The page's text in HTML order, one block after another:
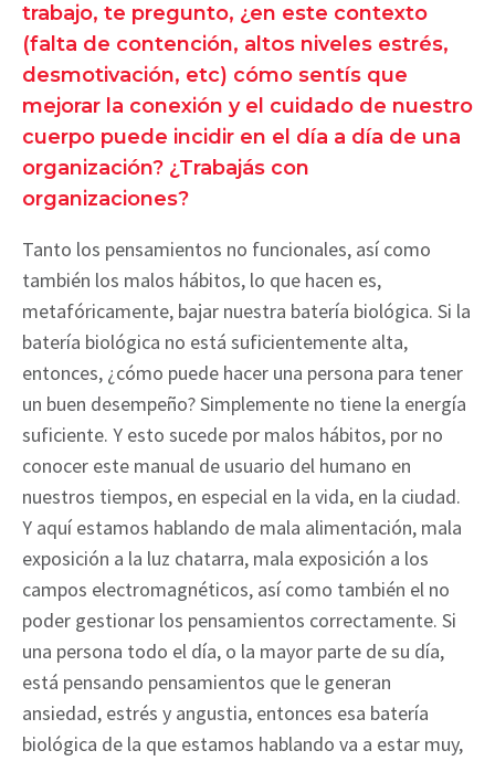
trabajo, te pregunto, ¿en este contexto
(falta de contención, altos niveles estrés,
desmotivación, etc) cómo sentís que
mejorar la conexión y el cuidado de nuestro
cuerpo puede incidir en el día a día de una
organización? ¿Trabajás con
organizaciones?
Tanto los pensamientos no funcionales, así como
también los malos hábitos, lo que hacen es,
metafóricamente, bajar nuestra batería biológica. Si la
batería biológica no está suficientemente alta,
entonces, ¿cómo puede hacer una persona para tener
un buen desempeño? Simplemente no tiene la energía
suficiente. Y esto sucede por malos hábitos, por no
conocer este manual de usuario del humano en
nuestros tiempos, en especial en la vida, en la ciudad.
Y aquí estamos hablando de mala alimentación, mala
exposición a la luz chatarra, mala exposición a los
campos electromagnéticos, así como también el no
poder gestionar los pensamientos correctamente. Si
una persona todo el día, o la mayor parte de su día,
está pensando pensamientos que le generan
ansiedad, estrés y angustia, entonces esa batería
biológica de la que estamos hablando va a estar muy,